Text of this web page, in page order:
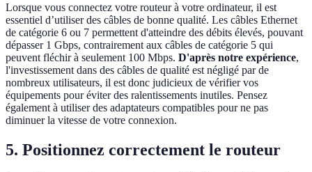
Lorsque vous connectez votre routeur à votre ordinateur, il est
essentiel d’utiliser des câbles de bonne qualité. Les câbles Ethernet
de catégorie 6 ou 7 permettent d'atteindre des débits élevés, pouvant
dépasser 1 Gbps, contrairement aux câbles de catégorie 5 qui
peuvent fléchir à seulement 100 Mbps. D'après notre expérience,
l'investissement dans des câbles de qualité est négligé par de
nombreux utilisateurs, il est donc judicieux de vérifier vos
équipements pour éviter des ralentissements inutiles. Pensez
également à utiliser des adaptateurs compatibles pour ne pas
diminuer la vitesse de votre connexion.
5. Positionnez correctement le routeur